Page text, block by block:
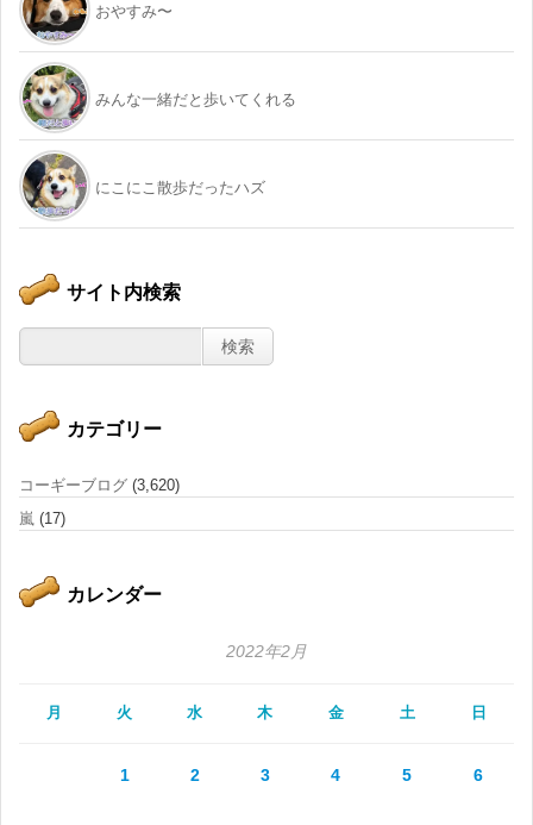
おやすみ〜
みんな一緒だと歩いてくれる
にこにこ散歩だったハズ
サイト内検索
カテゴリー
コーギーブログ (3,620)
嵐 (17)
カレンダー
2022年2月
月 火 水 木 金 土 日
1 2 3 4 5 6